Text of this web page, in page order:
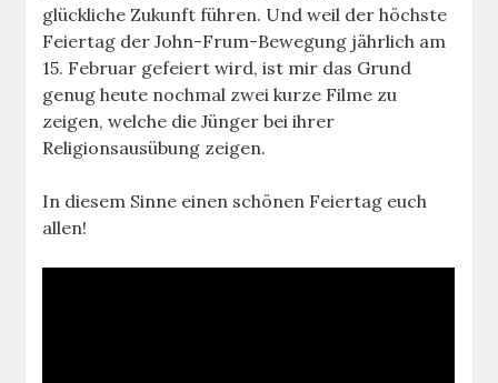
glückliche Zukunft führen. Und weil der höchste
Feiertag der John-Frum-Bewegung jährlich am
15. Februar gefeiert wird, ist mir das Grund
genug heute nochmal zwei kurze Filme zu
zeigen, welche die Jünger bei ihrer
Religionsausübung zeigen.
In diesem Sinne einen schönen Feiertag euch
allen!